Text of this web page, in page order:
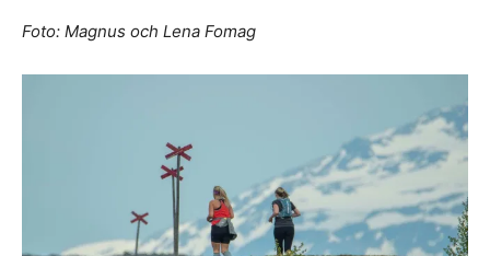
Foto: Magnus och Lena Fomag